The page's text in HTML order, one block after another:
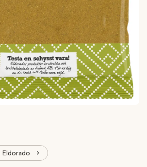
Eldorado